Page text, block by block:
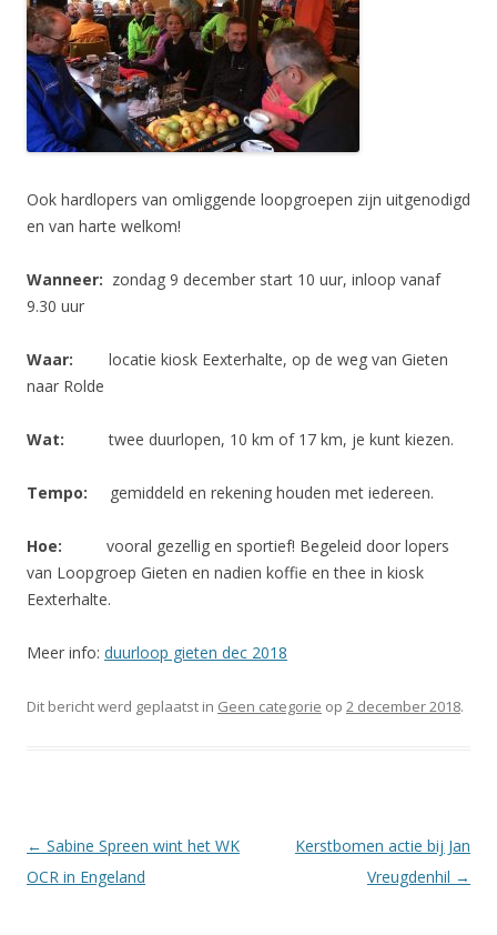
Ook hardlopers van omliggende loopgroepen zijn uitgenodigd
en van harte welkom!
Wanneer: zondag 9 december start 10 uur, inloop vanaf
9.30 uur
Waar: locatie kiosk Eexterhalte, op de weg van Gieten
naar Rolde
Wat: twee duurlopen, 10 km of 17 km, je kunt kiezen.
Tempo: gemiddeld en rekening houden met iedereen.
Hoe: vooral gezellig en sportief! Begeleid door lopers
van Loopgroep Gieten en nadien koffie en thee in kiosk
Eexterhalte.
Meer info: duurloop gieten dec 2018
Dit bericht werd geplaatst in Geen categorie op 2 december 2018.
Berichtnavigatie
← Sabine Spreen wint het WK
OCR in Engeland
Kerstbomen actie bij Jan
Vreugdenhil →